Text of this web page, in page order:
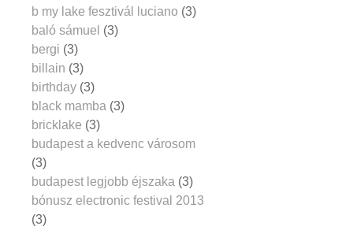
b my lake fesztivál luciano (3)
baló sámuel (3)
bergi (3)
billain (3)
birthday (3)
black mamba (3)
bricklake (3)
budapest a kedvenc városom
(3)
budapest legjobb éjszaka (3)
bónusz electronic festival 2013
(3)